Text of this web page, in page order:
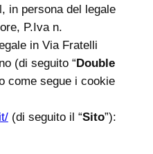
in persona del legale
P.Iva n.
in Via Fratelli
(di seguito “Double
come segue i cookie
(di seguito il “Sito”):